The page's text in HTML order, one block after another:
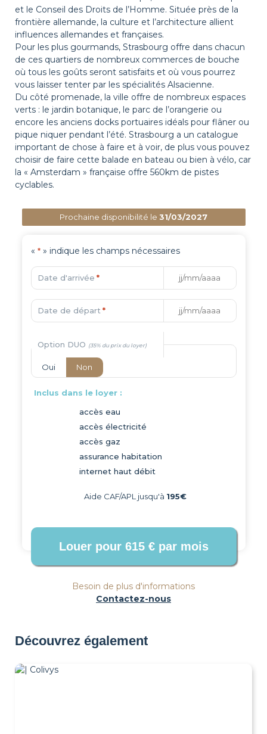
et le Conseil des Droits de l’Homme. Située près de la
frontière allemande, la culture et l’architecture allient
influences allemandes et françaises.
Pour les plus gourmands, Strasbourg offre dans chacun
de ces quartiers de nombreux commerces de bouche
où tous les goûts seront satisfaits et où vous pourrez
vous laisser tenter par les spécialités Alsacienne.
Du côté promenade, la ville offre de nombreux espaces
verts : le jardin botanique, le parc de l’orangerie ou
encore les anciens docks portuaires idéals pour flâner ou
pique niquer pendant l’été. Strasbourg a un catalogue
important de chose à faire et à voir, de plus vous pouvez
choisir de faire cette balade en bateau ou bien à vélo, car
la « Amsterdam » française offre 560km de pistes
cyclables.
Prochaine disponibilité le 31/03/2027
« *» indique les champs nécessaires
Date d'arrivée *
Date de départ *
Option DUO
Oui Non
Inclus dans le loyer :
accès eau
accès électricité
accès gaz
assurance habitation
internet haut débit
Aide CAF/APL jusqu'à 195€
Besoin de plus d'informations
Contactez-nous
Découvrez également